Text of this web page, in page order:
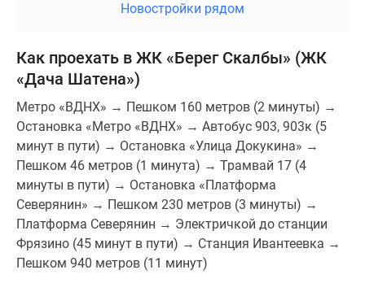
Новостройки рядом
Как проехать в ЖК «Берег Скалбы» (ЖК
«Дача Шатена»)
Метро «ВДНХ» → Пешком 160 метров (2 минуты) →
Остановка «Метро «ВДНХ» → Автобус 903, 903к (5
минут в пути) → Остановка «Улица Докукина» →
Пешком 46 метров (1 минута) → Трамвай 17 (4
минуты в пути) → Остановка «Платформа
Северянин» → Пешком 230 метров (3 минуты) →
Платформа Северянин → Электричкой до станции
Фрязино (45 минут в пути) → Станция Ивантеевка →
Пешком 940 метров (11 минут)